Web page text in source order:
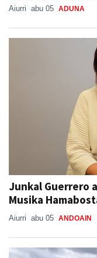
Aiurri abu 05 ADUNA
Junkal Guerrero
Musika
Aiurri abu 05 ANDOAIN